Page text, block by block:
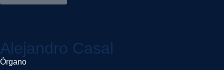
Alejandro Casal
Órgano